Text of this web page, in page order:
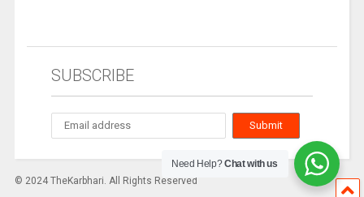
SUBSCRIBE
© 2024 TheKarbhari. All Rights Reserved
Need Help?Chat with us